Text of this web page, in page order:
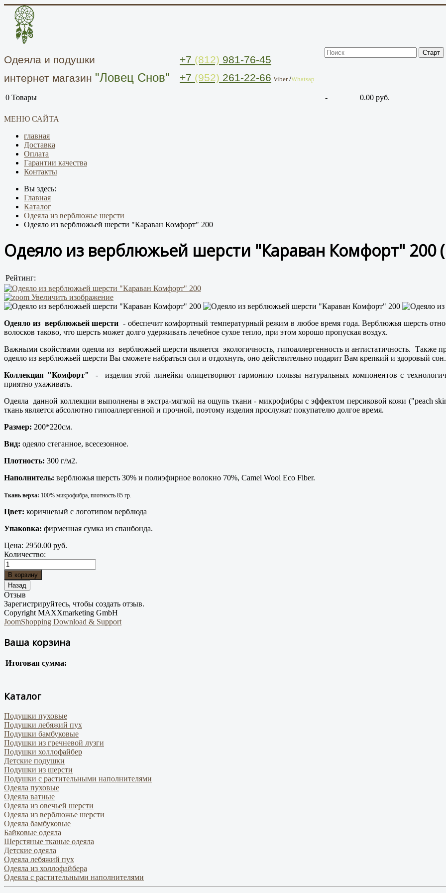
Одеяла и подушки
интернет магазин "Ловец Снов"
+7 (812) 981-76-45
+7 (952) 261-22-66 Viber/Whatsap
0 Товары -
0.00 руб.
МЕНЮ САЙТА
главная
Доставка
Оплата
Гарантии качества
Контакты
Вы здесь:
Главная
Каталог
Одеяла из верблюжье шерсти
Одеяло из верблюжьей шерсти "Караван Комфорт" 200
Одеяло из верблюжьей шерсти "Караван Комфорт" 200
Рейтинг:
Увеличить изображение
Одеяло из верблюжьей шерсти - обеспечит комфортный температурный режим в любое время года. Верблюжья шерсть
волосков таково, что шерсть может долго удерживать лечебное сухое тепло, при этом хорошо пропуская воздух.
Важными свойствами одеяла из верблюжьей шерсти является экологичность, гипоаллергенность и антистатичность. Также
одеяло из верблюжьей шерсти Вы сможете набраться сил и отдохнуть, оно действительно подарит Вам крепкий и здоровый сон.
Коллекция "Комфорт"
- изделия этой линейки олицетворяют гармонию пользы натуральных компонентов с
приятно ухаживать.
Одеяла данной коллекции выполнены в экстра-мягкой на ощупь ткани - микрофибры с эффектом персиковой кожи ("peach
ткань является абсолютно гипоаллергенной и прочной, поэтому изделия прослужат покупателю долгое время.
Размер: 200*220см.
Вид: одеяло стеганное, всесезонное.
Плотность: 300 г/м2.
Наполнитель: верблюжья шерсть 30% и полиэфирное волокно 70%, Camel Wool Eco Fiber.
Ткань верха: 100% микрофибра, плотность 85 гр.
Цвет: коричневый с логотипом верблюда
Упаковка: фирменная сумка из спанбонда.
Цена: 2950.00 руб.
Количество:
Отзыв
Зарегистрируйтесь, чтобы создать отзыв.
Copyright MAXXmarketing GmbH
JoomShopping Download & Support
Ваша корзина
Итоговая сумма:
Каталог
Подушки пуховые
Подушки лебяжий пух
Подушки бамбуковые
Подушки из гречневой лузги
Подушки холлофайбер
Детские подушки
Подушки из шерсти
Подушки с растительными наполнителями
Одеяла пуховые
Одеяла ватные
Одеяла из овечьей шерсти
Одеяла из верблюжье шерсти
Одеяла бамбуковые
Байковые одеяла
Шерстяные тканые одеяла
Детские одеяла
Одеяла лебяжий пух
Одеяла из холлофайбера
Одеяла с растительными наполнителями